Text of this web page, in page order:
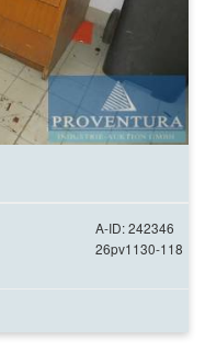
A-ID: 242346
26pv1130-118